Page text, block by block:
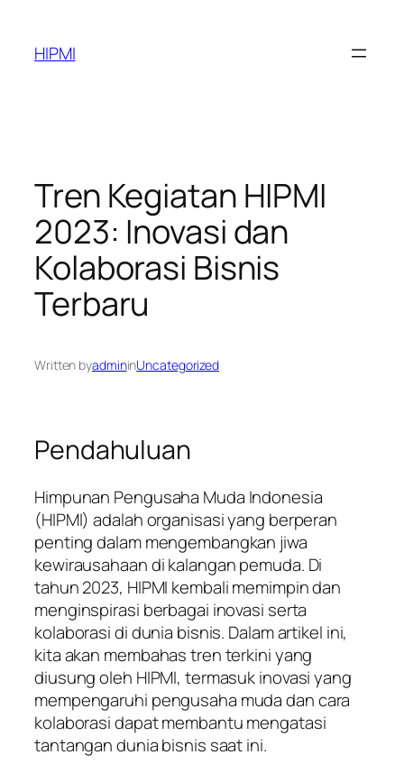
content
HIPMI
Tren Kegiatan HIPMI
2023: Inovasi dan
Kolaborasi Bisnis
Terbaru
Written byadmininUncategorized
Pendahuluan
Himpunan Pengusaha Muda Indonesia
(HIPMI) adalah organisasi yang berperan
penting dalam mengembangkan jiwa
kewirausahaan di kalangan pemuda. Di
tahun 2023, HIPMI kembali memimpin dan
menginspirasi berbagai inovasi serta
kolaborasi di dunia bisnis. Dalam artikel ini,
kita akan membahas tren terkini yang
diusung oleh HIPMI, termasuk inovasi yang
mempengaruhi pengusaha muda dan cara
kolaborasi dapat membantu mengatasi
tantangan dunia bisnis saat ini.